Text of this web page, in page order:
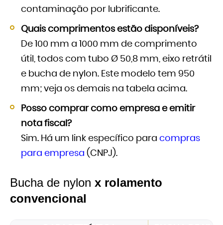
contaminação por lubrificante.
Quais comprimentos estão disponíveis?
De 100 mm a 1000 mm de comprimento
útil, todos com tubo Ø 50,8 mm, eixo retrátil
e bucha de nylon. Este modelo tem 950
mm; veja os demais na tabela acima.
Posso comprar como empresa e emitir
nota fiscal?
Sim. Há um link específico para compras
para empresa (CNPJ).
Bucha de nylon x rolamento
convencional